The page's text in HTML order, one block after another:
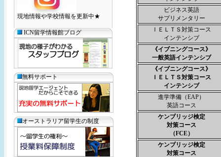
現地情報や学校情報を更新中★
ICN留学情報館ブログ
無料サポート
オーストラリア留学生の制度
ビジネス英語
サプリメンタリー
ＩＥＬＴＳ対策コース
インテンシブ
《イブニングコース》
一般英語インテンシブ
《イブニングコース》
ＩＥＬＴＳ対策コース
インテンシブ
進学準備（EAP）
英語コース
ケンブリッジ検定
対策コース
（FCE）
ケンブリッジ検定
対策コース